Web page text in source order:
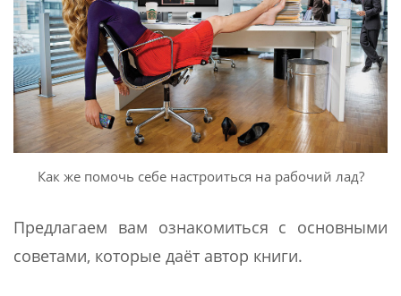
Как же помочь себе настроиться на рабочий лад?
Предлагаем вам ознакомиться с основными
советами, которые даёт автор книги.